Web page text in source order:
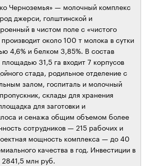
Черноземья» — молочный комплекс
джерси, голштинской и
в чистом поле с «чистого
около 100 т молока в сутки
4,6% и белком 3,85%. В состав
31,5 га входит 7 корпусов
стада, родильное отделение с
залом, госпиталь и молочный
склады для хранения
для заготовки и
и сенажа общим объемом более
сотрудников — 215 рабочих и
мощность комплекса — до 40
качества в год. Инвестиции в
2841,5 млн руб.